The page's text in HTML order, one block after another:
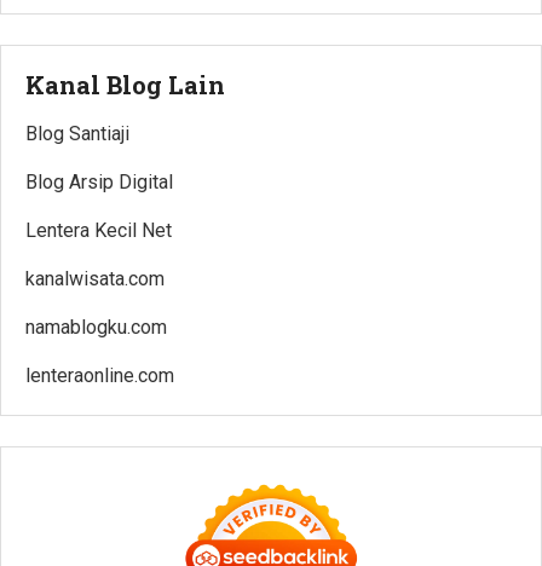
Kanal Blog Lain
Blog Santiaji
Blog Arsip Digital
Lentera Kecil Net
kanalwisata.com
namablogku.com
lenteraonline.com